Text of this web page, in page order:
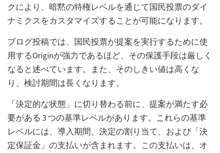
クにより、暗黙の特権レベルを通じて国民投票のダイ
ナミクスをカスタマイズすることが可能になります。
ブログ投稿では、国民投票が提案を実行するために使
用するOriginが強力であるほど、その保護手段は厳しく
なると述べています。また、そのしきい値は高くな
り、検討期間は長くなります。
「決定的な状態」に切り替わる前に、提案が満たす必
要がある 3 つの基準レベルがあります。これらの基準
レベルには、導入期間、決定の割り当て、および「決
定保証金」の支払いが含まれます。この支払いは、オ